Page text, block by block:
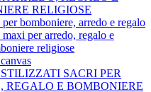
RELIGIOSE
per bomboniere, arredo e regalo
maxi per arredo, regalo e
religiose
SACRI PER
REGALO E BOMBONIERE